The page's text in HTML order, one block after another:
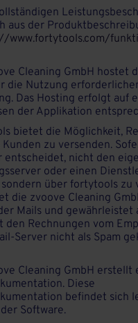
aus der
www.fortytools.com/
Cleaning GmbH hostet
die Nutzung
Das Hosting erfolgt auf
der Applikation
bietet die Möglichkeit,
Kunden zu versenden.
entscheidet, nicht den
oder einen
über fortytools zu
die zvoove Cleaning
Mails und gewährleistet
den Rechnungen vom
Server nicht als Spam
Cleaning GmbH erstellt
Diese
befindet sich
Software.